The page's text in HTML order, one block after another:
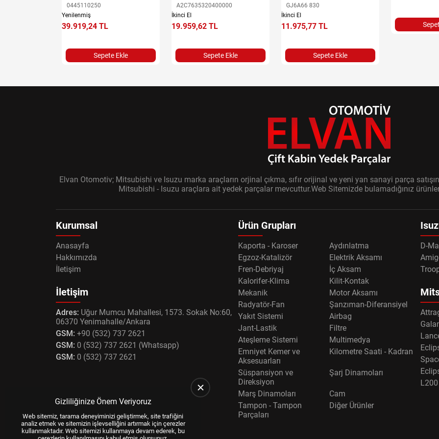
0445110250
Yenilenmiş
39.919,24 TL
Sepete Ekle
A2C7635320400000
İkinci El
19.959,62 TL
Sepete Ekle
GJ6A66 830
İkinci El
11.975,77 TL
Sepete Ekle
Elvan Otomotiv; Mitsubishi ve Isuzu marka araçların orjinal çıkma, sıfır orijinal ve yeni yan sanayi parça
Mitsubishi - Isuzu araçlara ait yedek parçalar mevcuttur.Web Sitemizde bulamadığınız
Kurumsal
Anasayfa
Hakkımızda
İletişim
İletişim
Adres: Uğur Mumcu Mahallesi, 1573. Sokak No:60,
06370 Yenimahalle/Ankara
GSM: +90 (532) 737 2621
GSM: 0 (532) 737 2621 (Whatsapp)
GSM: 0 (532) 737 2621
Ürün Grupları
Kaporta - Karoser
Aydınlatma
Egzoz-Katalizör
Elektrik Aksamı
Fren-Debriyaj
İç Aksam
Kalorifer-Klima
Kilit-Kontak
Mekanik
Motor Aksamı
Radyatör-Fan
Şanzıman-Diferansiyel
Yakıt Sistemi
Airbag
Jant-Lastik
Filtre
Ateşleme Sistemi
Multimedya
Emniyet Kemer ve
Aksesuarları
Kilometre Saati - Kadran
Süspansiyon ve
Direksiyon
Şarj Dinamoları
Marş Dinamoları
Cam
Tampon - Tampon
Parçaları
Diğer Ürünler
D-
L200
Gizliliğinize Önem Veriyoruz
Web sitemiz, tarama deneyiminizi geliştirmek, site trafiğini
analiz etmek ve sitemizin işlevselliğini artırmak için çerezler
kullanmaktadır. Web sitemizi kullanmaya devam ederek, bu